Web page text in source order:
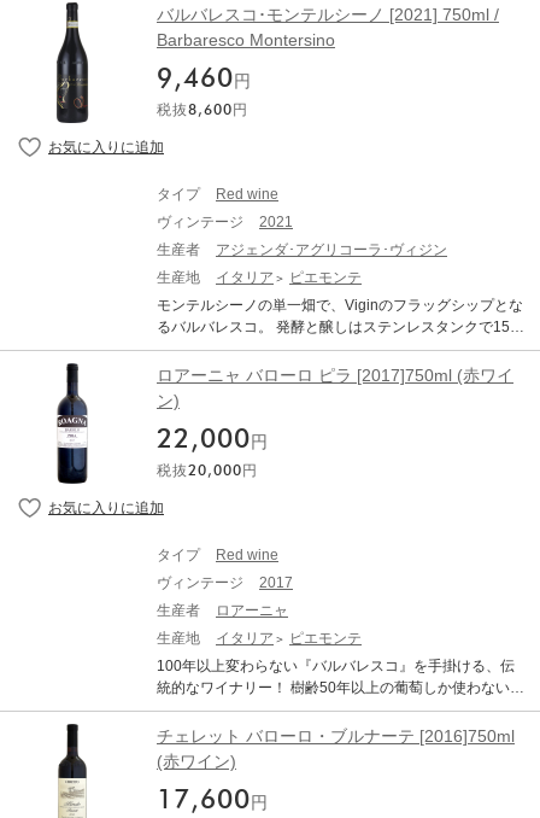
ラシオン、完全にマロラクティック醗酵。 大樽で36ヶ月
熟成させた後、最低9ヶ月瓶内熟成。アルコール：14.5%
相性料理：生卵を使ったパスタ、リゾット、白身肉、赤
身肉、ジビエ、鹿肉 熟成力：収穫年から20年 【品種】バ
ルバレスコ地区で栽培されたネッビオーロ100%。13世
紀からピエモンテで栽培されているこの品種は、奥深く
天候から影響を受けやすいため、テロワールの個性がワ
い夏と穏やかで暖かい春と秋、雪の降る寒い冬の気候が
特徴的で、年間の気温は-10℃～35℃。日照時間がブドウ
の品質を大きく左右するため、プロドゥットーリ・デ
ル・バルバレスコのネッビオーロは、主に南向き、南西
向き、南東向きの日当たりの良い斜面に植樹されていま
す。 PRODUTTORI DEL BARBARESCO BARBARESCO
RISERVA ASILI プロドゥットーリ・デル・バルバレスコ
バルバレスコ・リゼルヴァ アジリ 生産地：イタリア ピ
エモンテ州 バルバレスコ 原産地呼称：DOCG. BARBAR
ESCO 品種：ネッビオーロ 100% 味わい：赤ワイン 辛口
ジ由来のストラクチャーが見事に融合した魅力的な一
本。フローラルなアロマを纏った生き生きとしたアジリ
ブラッドオレンジやキルシュ、赤系果実、シダー、ミン
頃まで時間が必要だ。ピュアで実に官能的。≪飲み頃：2
97 ポイント ラズベリーやブラックチェリー、スミレ、ミ
ネラルの風味を湛え、しなやかさで瑞々しい。若い果実
味のボリューム感と上質なタンニンが見事に調和し、長
期熟成を期待させる。バランスが良く、長い余韻に野生
のハーブが香る。≪飲み頃：2029-2047年｜2026/3/25
ルバレスコ バルバレスコ・アシリ・リゼルヴァ 2021 20
25年11月18日（火） 色 赤 国 イタリア 産地 ピエモンテ
ヴィンテージ 2021 アジーリ畑の優雅な気品がここには
っきりと表れており、野イチゴ、レッドカラント、生花
う価値がある。味わいは、まだ堅牢で、表情が硬いが、
オーク由来のスパイスのニュアンスが感じられ、ゆっく
練されたスタイルと長い余韻を備えたこのワインは、今
後素晴らしく発展していく可能性を秘めている。 ≪飲み
頃：2024-2047 年｜2022/12/31 掲載≫
ーなスタイル。甘いタンニンが緻密に溶け込んでおり、
優雅に伸びる余韻が感じられます。 ワイン・アドヴォケ
イトにて「ネッビオーロの純粋さを示しており、彫りが
深くエレガント」とコメントされる仕上がりです。
ことを実践しています。 当時としては短期間マセラシオ
ンやバリックの導入は衝撃的でした。しかし、同時にエ
ていました。 『例えば酵母。自然派生産者も培養酵母を
使用していることが多いが、エリオは自然酵母のみ』発
に付着した自然酵母を培養し、各キュヴェ 発酵のスター
定より圧倒的に少ないのが特徴的です。 『ほとんど全て
【バローロ アルボリーナ】と同じ』 アルボリーナのネッ
は畑名を名乗れなくなったので「ジャ・アルボリーナ
（既にアルボリーナだった）」と皮肉を込めた名称に変
更。収穫時期等全てバローロ・アルボリーナと同じで、
違いはバリック比率と熟成期間のみ。バローロ・アルボ
ソ・ジャルボリーナは100％新樽のバリックで18ヶ月間
熟成。
ト。ミント香から始まる優美で広がりのあるアロマが特
徴的。力強さがありながら、きめ細かなタンニンと、エ
レガントな酸味と若干残る上品な苦味が絶妙なバランス
を作り上げます。
バルバレスコ･モンテルシーノ [2021] 750ml /
Barbaresco Montersino
9,460 円
税抜8,600 円
タイプ
Red wine
ヴィンテージ
2021
生産者
アジェンダ･アグリコーラ･ヴィジン
生産地
イタリア
ピエモンテ
モンテルシーノの単一畑で、Viginのフラッグシップとな
るバルバレスコ。 発酵と醸しはステンレスタンクで15～
18日間行い、トノー(500L)で20ヶ月間熟成させていま
す。トノーでの熟成により、エレガントでタンニンも非
常に丸く仕上がっています。華やかなプラムやざくろ、
バラの香り、そしてカカオ、鉄などの複雑な香りが広が
ります。 生産者 ヴィジン 伝統と革新を超越した、ニュ
ーエイジ バルバレスコの新進気鋭の若手生産者。現在、
ワインガイド各誌で高い評価を受けています。 2002年に
弱冠22歳でワイナリー“Vigin(ヴィジン)”を創設。 トレイ
がらも独自の哲学に基づきその情熱をワイン造りに注ぎ
込んでいます。近年、トノー(500ml)の中樽を中心に熟成
のスタイルを変えたことで、よりエレガントで華やかな
仕上がりとなっています。 “Vigin(ヴィジン)”の名前はフ
ァミリーネームの“Viglino(ヴィリーノ)”を読みやすいよう
デが絶妙な意味を持つことを知ったのはワイナリー設立8
年後です。
ロアーニャ バローロ ピラ [2017]750ml (赤ワイ
ン)
22,000 円
税抜20,000 円
タイプ
Red wine
ヴィンテージ
2017
生産者
ロアーニャ
生産地
イタリア
ピエモンテ
100年以上変わらない『バルバレスコ』を手掛ける、伝
統的なワイナリー！ 樹齢50年以上の葡萄しか使わない。
ヴェッキエ・ヴィーニュは樹齢80年以上。ロアーニャで
しか味わえない芯のあるワイン。アタックではなく中間
からアフターを楽しんで欲しい。 「ロアーニャ」は、15
0年以上に亘ってバルバレスコを造り続ける、伝統的なワ
イナリーです。高い品質にも関わらず近年までイタリア
チェレット バローロ・ブルナーテ [2016]750ml
(赤ワイン)
17,600 円